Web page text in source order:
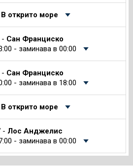
В открито море
- Сан Франциско
- заминава в 00:00
- Сан Франциско
- заминава в 18:00
В открито море
- Лос Анджелис
- заминава в 00:00